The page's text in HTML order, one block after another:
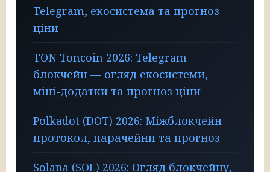
Telegram, екосистема та прогноз
ціни
TON Toncoin 2026: Telegram
блокчейн — огляд екосистеми,
міні-додатки та прогноз ціни
Polkadot (DOT) 2026: Міжблокчейн
протокол, парачейни та прогноз
Solana (SOL) 2026: Огляд блокчейну,